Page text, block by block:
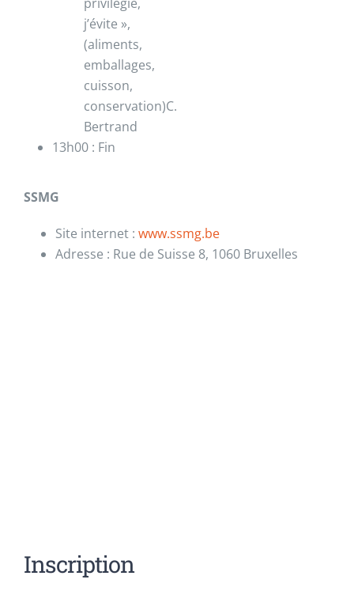
j’évite »,
(aliments,
emballages,
cuisson,
conservation)C.
Bertrand
13h00 : Fin
SSMG
Site internet : www.ssmg.be
Adresse : Rue de Suisse 8, 1060 Bruxelles
Inscription